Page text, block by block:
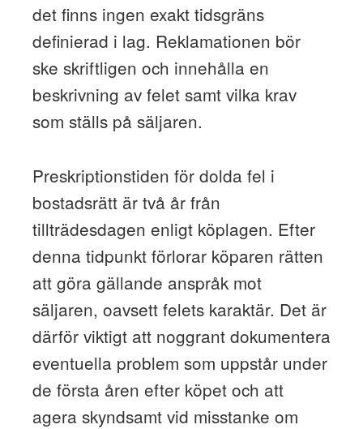
det finns ingen exakt tidsgräns
definierad i lag. Reklamationen bör
ske skriftligen och innehålla en
beskrivning av felet samt vilka krav
som ställs på säljaren.
Preskriptionstiden för dolda fel i
bostadsrätt är två år från
tillträdesdagen enligt köplagen. Efter
denna tidpunkt förlorar köparen rätten
att göra gällande anspråk mot
säljaren, oavsett felets karaktär. Det är
därför viktigt att noggrant dokumentera
eventuella problem som uppstår under
de första åren efter köpet och att
agera skyndsamt vid misstanke om